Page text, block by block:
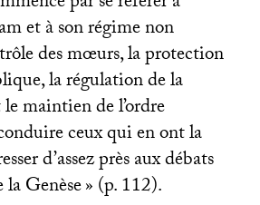
et à son régime non
des mœurs, la protection
la régulation de la
maintien de l’ordre
ceux qui en ont la
d’assez près aux débats
Genèse» (p. 112).